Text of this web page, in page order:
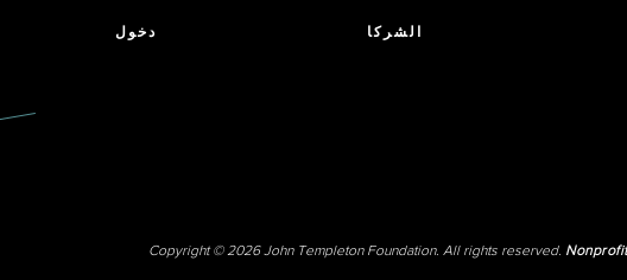
دخول الشركا
Copyright © 2026 John Templeton Foundation. All rights reserved.